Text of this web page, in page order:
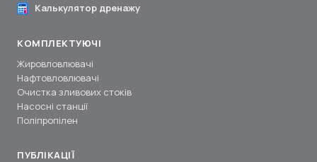
Калькулятор дренажу
КОМПЛЕКТУЮЧІ
Жировловлювачі
Нафтовловлювачі
Очистка зливових стоків
Насосні станції
Поліпропілен
ПУБЛІКАЦІЇ